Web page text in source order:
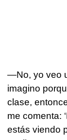
—No, yo veo
imagino
clase,
me comenta:
estás viendo